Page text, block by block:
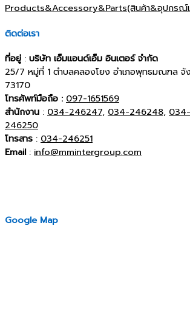
Products&Accessory&Parts(สินค้า&อุปกรณ์เ
ติดต่อเรา
ที่อยู่ : บริษัท เอ็มแอนด์เอ็ม อินเตอร์ จำกัด
25/7 หมู่ที่ 1 ตำบลคลองโยง อำเภอพุทธมณฑล จั
73170
โทรศัพท์มือถือ : 097-1651569
สำนักงาน : 034-246247, 034-246248,
246250
โทรสาร : 034-246251
Email: info@mmintergroup.com
Google Map